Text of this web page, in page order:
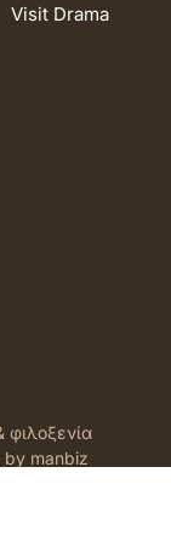
Visit Drama
φιλοξενία
by manbiz